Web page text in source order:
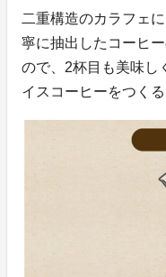
二重構造のカラフェ
寧に抽出したコーヒ
ので、2杯目も美味し
イスコーヒーをつく